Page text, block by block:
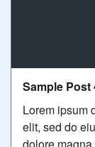
Sample Post
Lorem ipsum
elit, sed do